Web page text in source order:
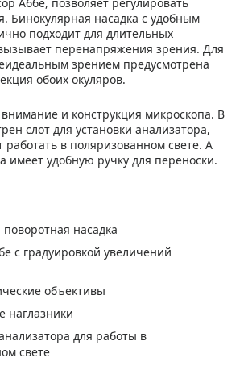
Бинокулярная насадка с удобным
подходит для длительных
перенапряжения зрения. Для
зрением предусмотрена
обоих окуляров.
и конструкция микроскопа. В
слот для установки анализатора,
работать в поляризованном свете. А
имеет удобную ручку для переноски.
насадка
с градуировкой увеличений
объективы
наглазники
для работы в
свете